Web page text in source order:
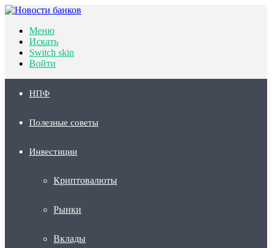
Меню
Искать
Switch skin
Войти
НПФ
Полезные советы
Инвестиции
Криптовалюты
Рынки
Вклады